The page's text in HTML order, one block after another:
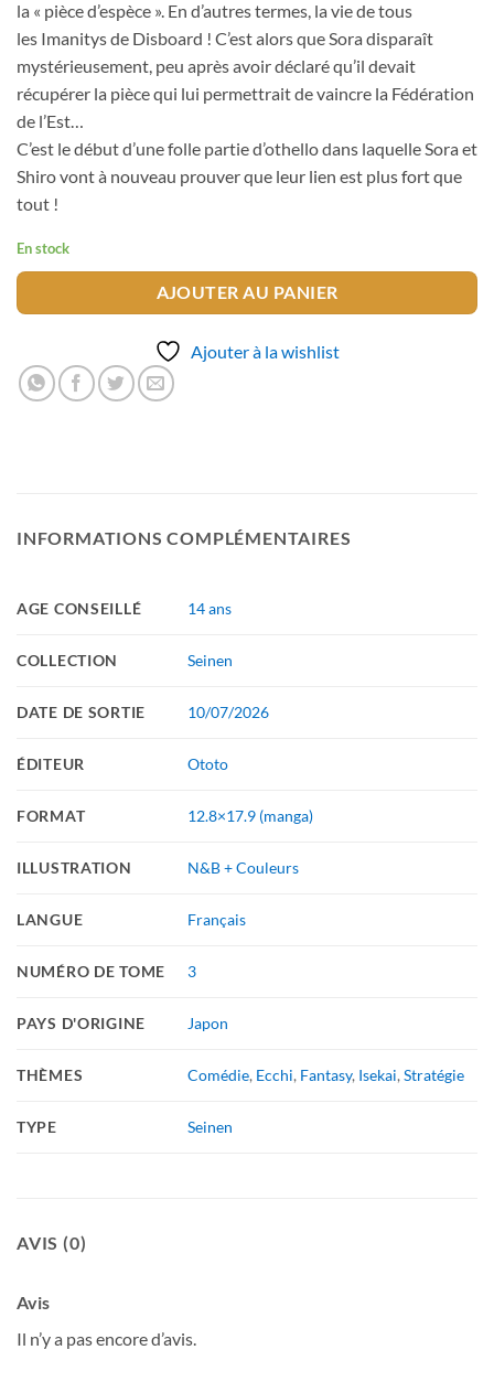
la « pièce d’espèce ». En d’autres termes, la vie de tous
les Imanitys de Disboard ! C’est alors que Sora disparaît
mystérieusement, peu après avoir déclaré qu’il devait
récupérer la pièce qui lui permettrait de vaincre la Fédération
de l’Est…
C’est le début d’une folle partie d’othello dans laquelle Sora et
Shiro vont à nouveau prouver que leur lien est plus fort que
tout !
En stock
AJOUTER AU PANIER
Ajouter à la wishlist
INFORMATIONS COMPLÉMENTAIRES
AGE CONSEILLÉ 14 ans
COLLECTION Seinen
DATE DE SORTIE 10/07/2026
ÉDITEUR Ototo
FORMAT 12.8×17.9 (manga)
ILLUSTRATION N&B + Couleurs
LANGUE Français
NUMÉRO DE TOME 3
PAYS D'ORIGINE Japon
THÈMES Comédie, Ecchi, Fantasy, Isekai,Stratégie
TYPE Seinen
AVIS (0)
Avis
Il n’y a pas encore d’avis.